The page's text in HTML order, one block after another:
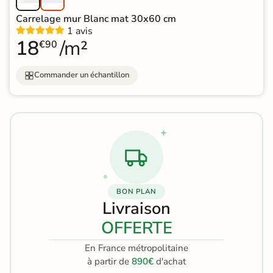
Carrelage mur Blanc mat 30x60 cm
1 avis
18€90 /m²
Commander un échantillon
BON PLAN
Livraison
OFFERTE
En France métropolitaine
à partir de 890€ d'achat